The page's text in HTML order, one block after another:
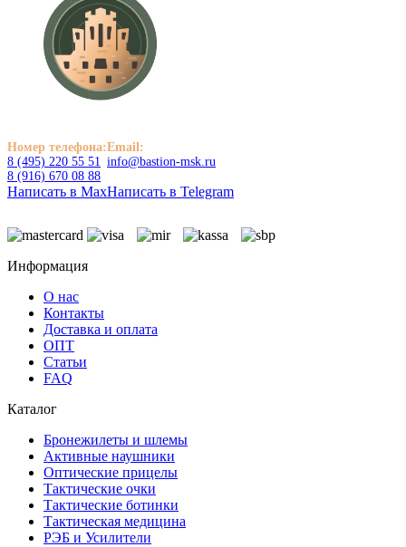
Номер телефона:
8 (495) 220 55 51
8 (916) 670 08 88
Email:
info@bastion-msk.ru
Написать в MaxНаписать в Telegram
Информация
О нас
Контакты
Доставка и оплата
ОПТ
Статьи
FAQ
Каталог
Бронежилеты и шлемы
Активные наушники
Оптические прицелы
Тактические очки
Тактические ботинки
Тактическая медицина
РЭБ и Усилители